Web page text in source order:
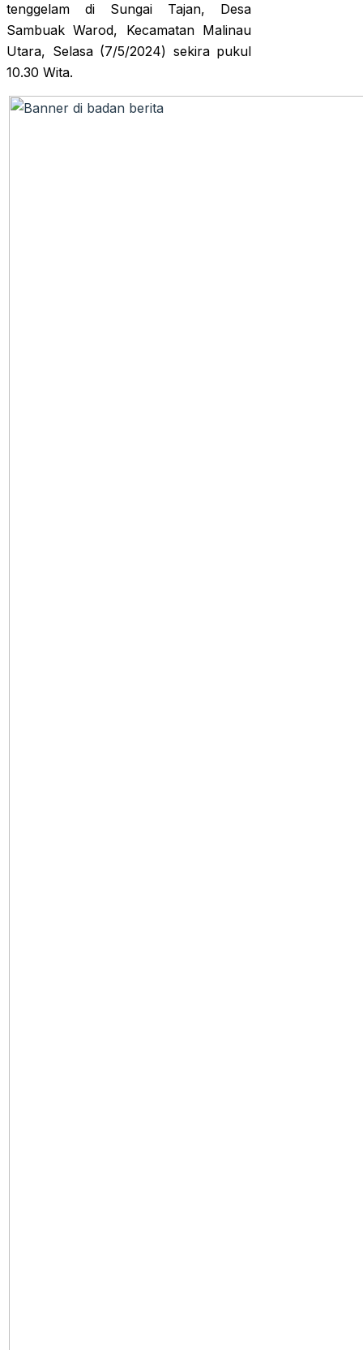
tenggelam di Sungai Tajan, Desa
Sambuak Warod, Kecamatan Malinau
Utara, Selasa (7/5/2024) sekira pukul
10.30 Wita.